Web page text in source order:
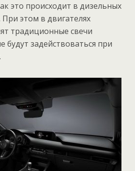
это происходит в дизельных
При этом в двигателях
традиционные свечи
будут задействоваться при